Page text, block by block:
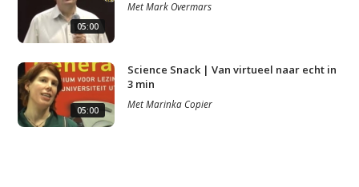
05:00
MetMark Overmars
05:00
Science Snack | Van virtueel naar echt in
3 min
MetMarinka Copier